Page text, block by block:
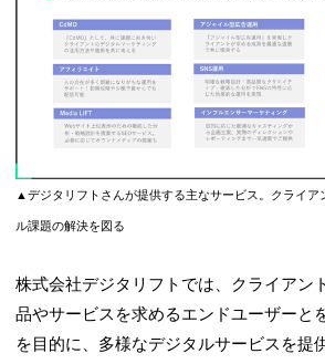
▲デジタリフトさんが提供する主なサービス。クライア
ル課題の解決を図る
株式会社デジタリフトでは、クライアン
品やサービスを求めるエンドユーザーと
を目的に、多様なデジタルサービスを提